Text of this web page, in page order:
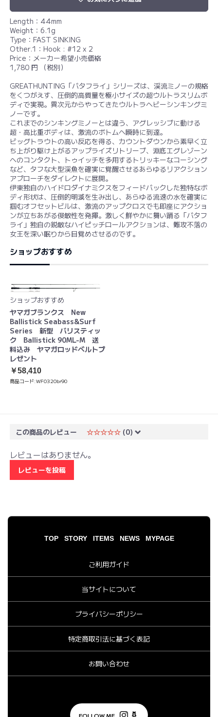
Length：44mm
Weight：6.1g
Type：FAST SINKING
Other.1：Hook : #12 x 2
Price：メーカー希望小売価格
1,780 円 （税別）
GREATHUNTING「バタフライ」シリーズは、渓流ミノーの規格
をくつがえす、圧倒的高質量を極小サイズの超ウルトラスリムボ
ディで実現。異次元からやってきたウルトラヘビーシンキングミ
ノーです。
これまでのシンキングミノーとは違う、アグレッシブに動ける
超・高比重ボディは、激流のボトムへ瞬時に到達。
ビッグトラウトの高い反応を得る、カウントダウンから素早く立
ち上がり駆け上がるアップライズリトリーブ、淵底エグレゾーン
へのコンタクト、トゥイッチを多用するトリッキーなコーシング
など、タフな大型渓魚を確実に覚醒させるあらゆるリアクション
アプローチをダイレクトに展開。
伊東独自のハイドロダイナミクスをフィードバックした独特なボ
ディ形状は、圧倒的明滅を生み出し、あらゆる流速の水を確実に
掴むオフセットビルは、激流のアップクロスでも即座にアクショ
ンが立ちあがる俊敏性を発揮。激しく鮮やかに舞い踊る「バタフ
ライ」独自の鋭敏なハイピッチロールアクションは、難攻不落の
女王を深い眠りから目覚めさせるのです。
ショップおすすめ
ショップおすすめ
ヤマガブランクス New
Ballistick Seabass&Surf
Series 新型 バリスティッ
ク Ballistick 90ML-M 送
料込み ヤマガロッドベルトプ
レゼント
￥58,410
商品コード:WF0320br90
この商品のレビュー ☆☆☆☆☆ (0)
レビューはありません。
レビューを投稿
TOP STORY ITEMS NEWS MYPAGE
ご利用ガイド
当サイトについて
プライバシーポリシー
特定商取引法に基づく表記
お問い合わせ
FOLLOW ME